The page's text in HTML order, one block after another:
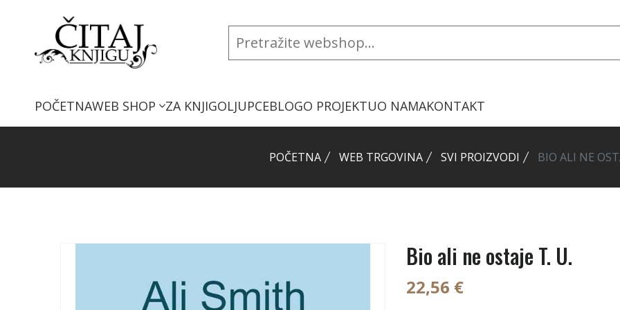
POČETNAWEB SHOP ZA KNJIGOLJUPCEBLOGO PROJEKTUO NAMAKONTAKT
POČETNA WEB TRGOVINA SVI PROIZVODI BIO ALI NE
Bio ali ne ostaje T. U.
22,56 €